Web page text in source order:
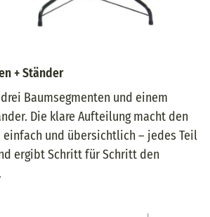
+ Ständer
Baumsegmenten und einem
Die klare Aufteilung macht den
einfach und übersichtlich – jedes Teil
ergibt Schritt für Schritt den